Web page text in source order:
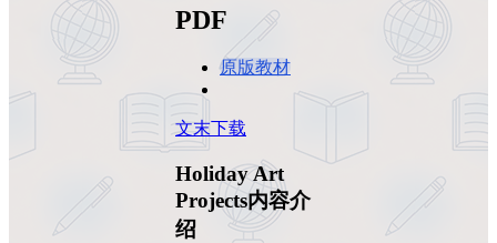
PDF
原版教材
文末下载
Holiday Art
Projects内容介
绍